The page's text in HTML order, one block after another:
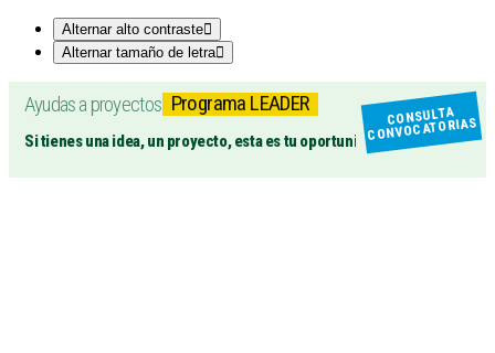
Alternar alto contraste
Alternar tamaño de letra
Ayudas a proyectos Programa LEADER
Si tienes una idea, un proyecto, esta es tu oportunidad
CONSULTA
CONVOCATORIAS